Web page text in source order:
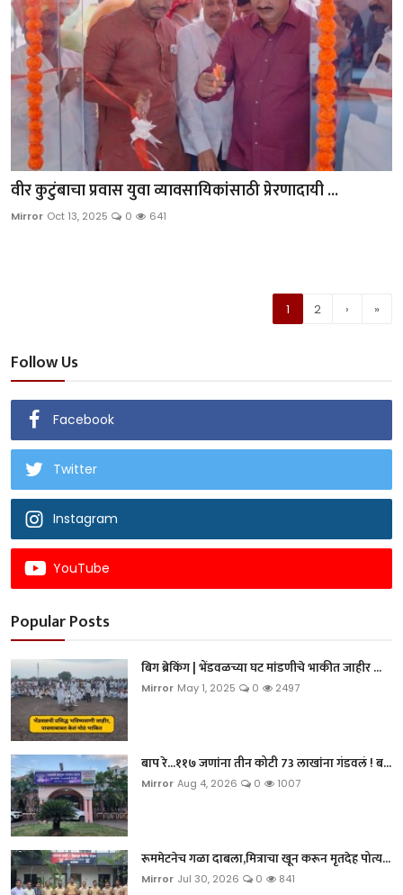
वीर कुटुंबाचा प्रवास युवा व्यावसायिकांसाठी प्रेरणादायी ...
Mirror Oct 13, 2025 0 641
1 2 › »
Follow Us
Facebook
Twitter
Instagram
YouTube
Popular Posts
बिग ब्रेकिंग | भेंडवळच्या घट मांडणीचे भाकीत जाहीर ...
Mirror May 1, 2025 0 2497
बाप रे...११७ जणांना तीन कोटी 73 लाखांना गंडवलं ! ब...
Mirror Aug 4, 2026 0 1007
रूममेटनेच गळा दाबला,मित्राचा खून करून मृतदेह पोत्य...
Mirror Jul 30, 2026 0 841